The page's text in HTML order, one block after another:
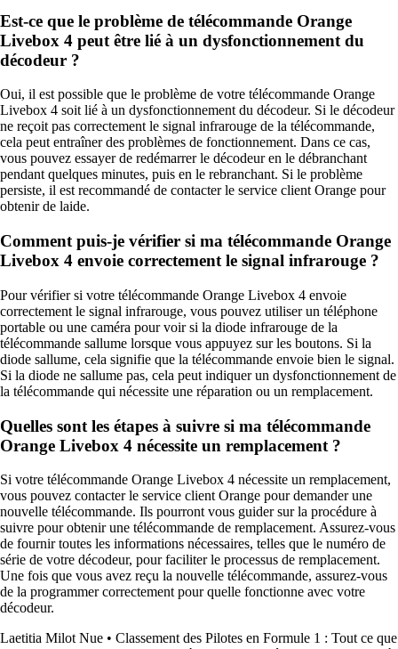
Est-ce que le problème de télécommande Orange
Livebox 4 peut être lié à un dysfonctionnement du
décodeur ?
Oui, il est possible que le problème de votre télécommande Orange
Livebox 4 soit lié à un dysfonctionnement du décodeur. Si le décodeur
ne reçoit pas correctement le signal infrarouge de la télécommande,
cela peut entraîner des problèmes de fonctionnement. Dans ce cas,
vous pouvez essayer de redémarrer le décodeur en le débranchant
pendant quelques minutes, puis en le rebranchant. Si le problème
persiste, il est recommandé de contacter le service client Orange pour
obtenir de laide.
Comment puis-je vérifier si ma télécommande Orange
Livebox 4 envoie correctement le signal infrarouge ?
Pour vérifier si votre télécommande Orange Livebox 4 envoie
correctement le signal infrarouge, vous pouvez utiliser un téléphone
portable ou une caméra pour voir si la diode infrarouge de la
télécommande sallume lorsque vous appuyez sur les boutons. Si la
diode sallume, cela signifie que la télécommande envoie bien le signal.
Si la diode ne sallume pas, cela peut indiquer un dysfonctionnement de
la télécommande qui nécessite une réparation ou un remplacement.
Quelles sont les étapes à suivre si ma télécommande
Orange Livebox 4 nécessite un remplacement ?
Si votre télécommande Orange Livebox 4 nécessite un remplacement,
vous pouvez contacter le service client Orange pour demander une
nouvelle télécommande. Ils pourront vous guider sur la procédure à
suivre pour obtenir une télécommande de remplacement. Assurez-vous
de fournir toutes les informations nécessaires, telles que le numéro de
série de votre décodeur, pour faciliter le processus de remplacement.
Une fois que vous avez reçu la nouvelle télécommande, assurez-vous
de la programmer correctement pour quelle fonctionne avec votre
décodeur.
Laetitia Milot Nue • Classement des Pilotes en Formule 1 : Tout ce que